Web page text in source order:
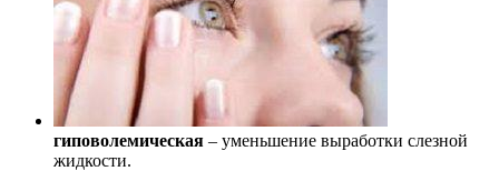
гиповолемическая – уменьшение выработки слезной
жидкости.